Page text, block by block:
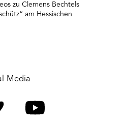
zu Clemens Bechtels
am Hessischen
Media